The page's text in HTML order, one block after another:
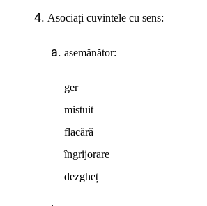
Asociați cuvintele cu sens:
asemănător:
ger
mistuit
flacără
îngrijorare
dezgheț